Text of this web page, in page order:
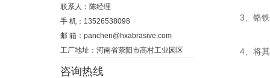
联系人：陈经理
手 机：13526538098
邮 箱： panchen@hxabrasive.com
工厂地址：河南省荥阳市高村工业园区
咨询热线
3、铬铁
4、将其磨